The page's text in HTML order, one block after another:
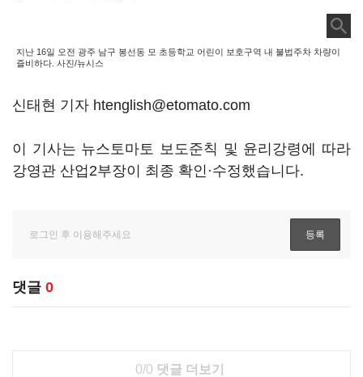
지난 16일 오전 광주 남구 봉선동 모 초등학교 어린이 보호구역 내 불법주차 차량이
즐비하다. 사진/뉴시스
신태현 기자 htenglish@etomato.com
이 기사는 뉴스토마토 보도준칙 및 윤리강령에 따라
강영관 산업2부장이 최종 확인·수정했습니다.
댓글 0
0/0 댓글 더보기